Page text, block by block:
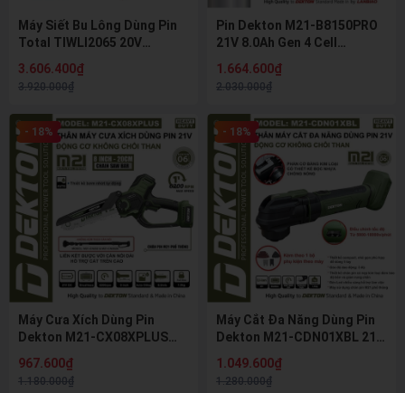
Máy Siết Bu Lông Dùng Pin
Total TIWLI2065 20V
4.0Ah Và Sạc
3.606.400₫
3.920.000₫
Pin Dekton M21-B8150PRO
21V 8.0Ah Gen 4 Cell
Lithium Hệ M21 Chính Hãng
1.664.600₫
2.030.000₫
- 18%
Máy Cưa Xích Dùng Pin
Dekton M21-CX08XPLUS
20cm Bơm Dầu Tự Động
Cưa Cành Cưa Gỗ
967.600₫
1.180.000₫
- 18%
Máy Cắt Đa Năng Dùng Pin
Dekton M21-CDN01XBL 21V
Tốc Độ Máy Cắt Rung Đa
Năng
1.049.600₫
1.280.000₫